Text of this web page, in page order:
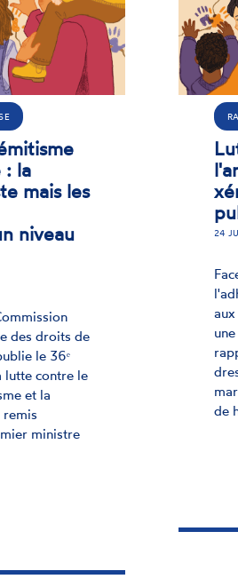
en
par
nationale de
de loi
contre les
de
examinera le
de loi visant
« formes
».